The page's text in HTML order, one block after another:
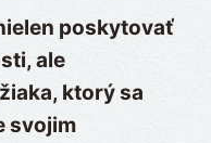
poskytovať
ale
ktorý sa
svojim